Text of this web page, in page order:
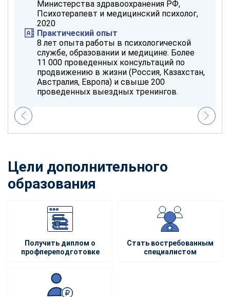
Министерства здравоохранения РФ,
Психотерапевт и медицинский психолог,
2020
Практический опыт
8 лет опыта работы в психологической
службе, образовании и медицине. Более
11 000 проведенных консультаций по
продвижению в жизни (Россия, Казахстан,
Австралия, Европа) и свыше 200
проведенных выездных тренингов.
Цели дополнительного
образования
Получить диплом о
профпереподготовке
Стать востребованным
специалистом